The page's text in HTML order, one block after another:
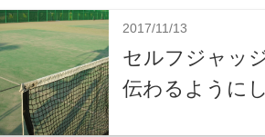
2017/11/13
セルフジャッ
伝わるように